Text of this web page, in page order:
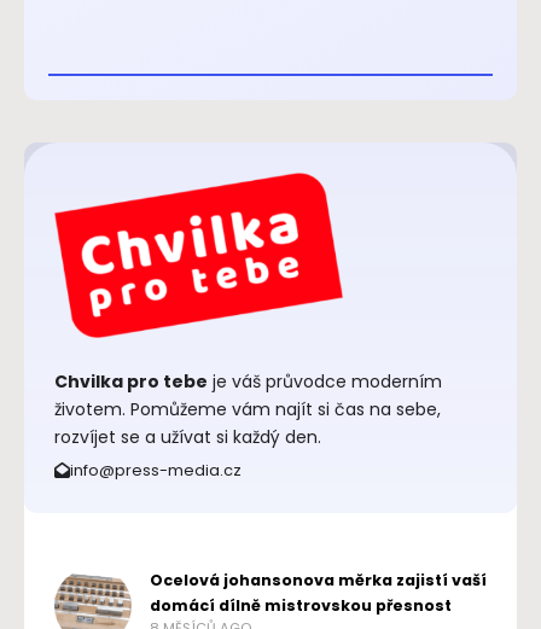
Chvilka pro tebe je váš průvodce moderním
životem. Pomůžeme vám najít si čas na sebe,
rozvíjet se a užívat si každý den.
info@press-media.cz
Ocelová johansonova měrka zajistí vaší
domácí dílně mistrovskou přesnost